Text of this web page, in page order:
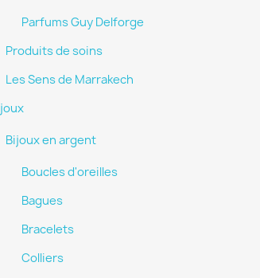
Parfums Guy Delforge
Produits de soins
Les Sens de Marrakech
Bijoux en argent
Boucles d'oreilles
Bagues
Bracelets
Colliers